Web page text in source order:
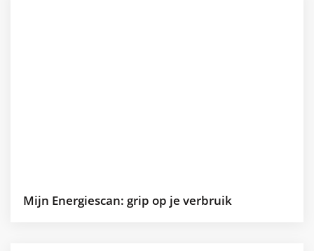
Mijn Energiescan: grip op je verbruik